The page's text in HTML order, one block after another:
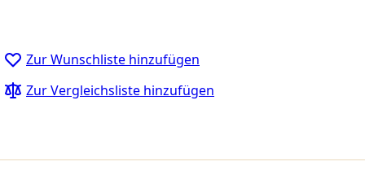
Zur Wunschliste hinzufügen
Zur Vergleichsliste hinzufügen